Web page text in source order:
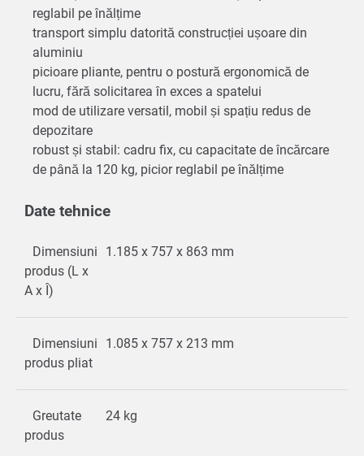
reglabil pe înălțime
transport simplu datorită construcției ușoare din
aluminiu
picioare pliante, pentru o postură ergonomică de
lucru, fără solicitarea în exces a spatelui
mod de utilizare versatil, mobil și spațiu redus de
depozitare
robust și stabil: cadru fix, cu capacitate de încărcare
de până la 120 kg, picior reglabil pe înălțime
Date tehnice
Dimensiuni
produs (L x
A x Î)
1.185 x 757 x 863 mm
Dimensiuni
produs pliat
1.085 x 757 x 213 mm
Greutate
produs
24 kg